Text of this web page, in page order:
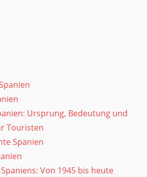
Ursprung, Bedeutung und
Touristen
Spanien
Von 1945 bis heute